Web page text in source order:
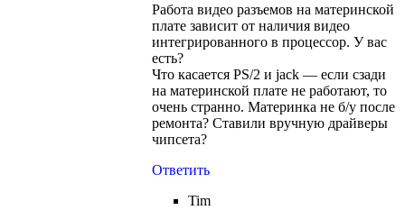
Работа видео разъемов на материнской
плате зависит от наличия видео
интегрированного в процессор. У вас
есть?
Что касается PS/2 и jack — если сзади
на материнской плате не работают, то
очень странно. Материнка не б/у после
ремонта? Ставили вручную драйверы
чипсета?
Ответить
Tim